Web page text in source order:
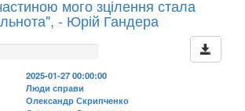
мого зцілення стала
- Юрій Гандера
2025-01-27 00:00:00
Люди справи
Олександр Скрипченко